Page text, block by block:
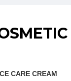
CARE CREAM